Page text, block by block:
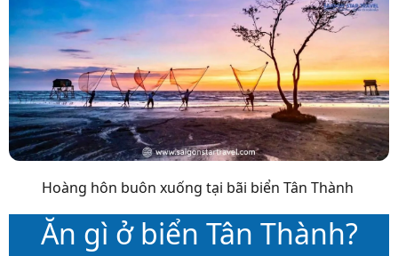
Hoàng hôn buôn xuống tại bãi biển Tân Thành
Ăn gì ở biển Tân Thành?